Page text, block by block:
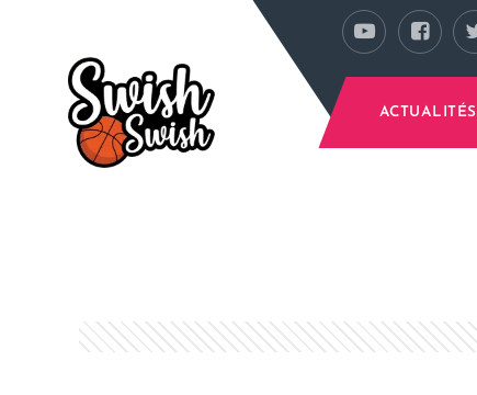
Se rendre au contenu principal
ACTUALITÉS